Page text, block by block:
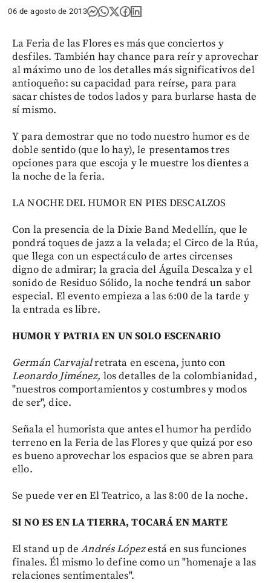
06 de agosto de 2013
La Feria de las Flores es más que conciertos y
desfiles. También hay chance para reír y aprovechar
al máximo uno de los detalles más significativos del
antioqueño: su capacidad para reírse, para para
sacar chistes de todos lados y para burlarse hasta de
sí mismo.
Y para demostrar que no todo nuestro humor es de
doble sentido (que lo hay), le presentamos tres
opciones para que escoja y le muestre los dientes a
la noche de la feria.
LA NOCHE DEL HUMOR EN PIES DESCALZOS
Con la presencia de la Dixie Band Medellín, que le
pondrá toques de jazz a la velada; el Circo de la Rúa,
que llega con un espectáculo de artes circenses
digno de admirar; la gracia del Águila Descalza y el
sonido de Residuo Sólido, la noche tendrá un sabor
especial. El evento empieza a las 6:00 de la tarde y
la entrada es libre.
HUMOR Y PATRIA EN UN SOLO ESCENARIO
Germán Carvajalretrata en escena, junto con
Leonardo Jiménez, los detalles de la colombianidad,
"nuestros comportamientos y costumbres y modos
de ser", dice.
Señala el humorista que antes el humor ha perdido
terreno en la Feria de las Flores y que quizá por eso
es bueno aprovechar los espacios que se abren para
ello.
Se puede ver en El Teatrico, a las 8:00 de la noche.
SI NO ES EN LA TIERRA, TOCARÁ EN MARTE
El stand up de Andrés Lópezestá en sus funciones
finales. Él mismo lo define como un "homenaje a las
relaciones sentimentales".